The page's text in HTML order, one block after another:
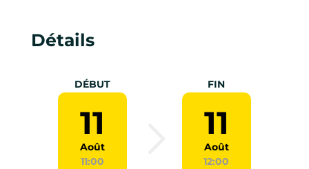
Détails
DÉBUT
11
Août
11:00
FIN
11
Août
12:00